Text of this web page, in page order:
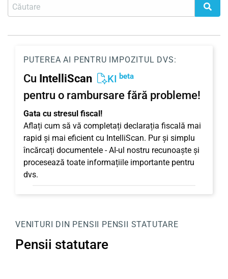
PUTEREA AI PENTRU IMPOZITUL DVS:
Cu IntelliScan KI beta
pentru o rambursare fără probleme!
Gata cu stresul fiscal!
Aflați cum să vă completați declarația fiscală mai
rapid și mai eficient cu IntelliScan. Pur și simplu
încărcați documentele - AI-ul nostru recunoaște și
procesează toate informațiile importante pentru
dvs.
VENITURI DIN PENSII PENSII STATUTARE
Pensii statutare